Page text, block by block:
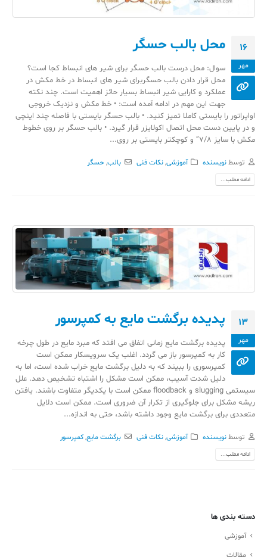
16
مهر
محل بالب حسگر
سوال: محل درست بالب حسگر برای شیر های انبساط کجا است؟
محل قرار دادن بالب حسگربرای شیر های انبساط در خط مکش در
عملکرد و کارایی شیر انبساط بسیار حائز اهمیت است. چند نکته
جهت این مهم در ادامه آمده است: • خط مکش و نزدیک خروجی
اواپراتور را بایستی کاملا تمیز کنید. • بالب حسگر بایستی با فاصله چند اینچی
و در پایین دست محل اتصال اکولایزر قرار گیرد. • بالب حسگر بر روی خطوط
مکش با سایز 7/8” و کوچکتر بایستی بر روی...
توسطنویسنده آموزشی,نکات فنی بالب,حسگر
ادامه مطلب...
13
مهر
پدیده برگشت مایع به کمپرسور
پدیده برگشت مایع زمانی اتفاق می افتد که مبرد مایع در طول چرخه
کار به کمپرسور باز می گردد. اغلب یک سرویسکار ممکن است
کمپرسوری را ببیند که به دلیل برگشت مایع خراب شده است، اما به
دلیل شدت آسیب، ممکن است مشکل را اشتباه تشخیص دهد. علل
سیستمی slugging و floodback ممکن است با یکدیگر متفاوت باشند. یافتن
ریشه مشکل برای جلوگیری از تکرار آن ضروری است. ممکن است دلایل
متعددی برای برگشت مایع وجود داشته باشد، حتی به اندازه...
توسطنویسنده آموزشی,نکات فنی برگشت مایع,کمپرسور
ادامه مطلب...
دسته بندی ها
آموزشی
مقالات